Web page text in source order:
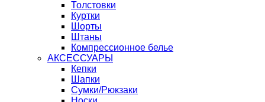
Толстовки
Куртки
Шорты
Штаны
Компрессионное белье
АКСЕССУАРЫ
Кепки
Шапки
Сумки/Рюкзаки